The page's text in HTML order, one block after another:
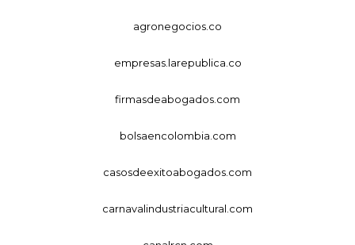
agronegocios.co
empresas.larepublica.co
firmasdeabogados.com
bolsaencolombia.com
casosdeexitoabogados.com
carnavalindustriacultural.com